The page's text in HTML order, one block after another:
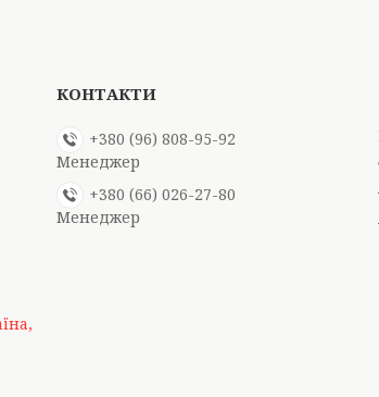
+380 (96) 808-95-92
Менеджер
+380 (66) 026-27-80
Менеджер